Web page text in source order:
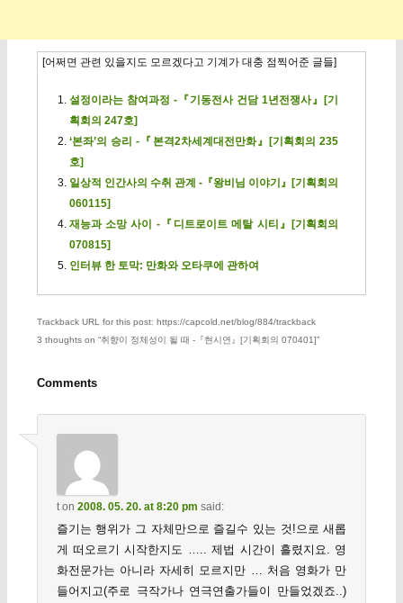
[어쩌면 관련 있을지도 모르겠다고 기계가 대충 점찍어준 글들]
설정이라는 참여과정 -『기동전사 건담 1년전쟁사』[기
획회의 247호]
‘본좌’의 승리 -『본격2차세계대전만화』[기획회의 235
호]
일상적 인간사의 수취 관계 -『왕비님 이야기』[기획회의
060115]
재능과 소망 사이 -『디트로이트 메탈 시티』[기획회의
070815]
인터뷰 한 토막: 만화와 오타쿠에 관하여
Trackback URL for this post: https://capcold.net/blog/884/trackback
3 thoughts on “취향이 정체성이 될 때 -『현시연』[기획회의 070401]”
Comments
ton 2008. 05. 20. at 8:20 pm said:
즐기는 행위가 그 자체만으로 즐길수 있는 것!으로 새롭
게 떠오르기 시작한지도 ….. 제법 시간이 흘렸지요. 영
화전문가는 아니라 자세히 모르지만 … 처음 영화가 만
들어지고(주로 극작가나 연극연출가들이 만들었겠죠..)